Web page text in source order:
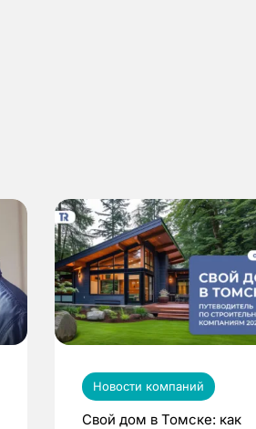
Новости компаний
Свой дом в Томске: как